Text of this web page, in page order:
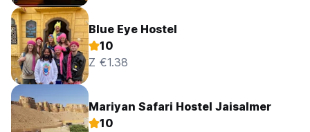
Blue Eye Hostel
10
Z €1.38
Mariyan Safari Hostel Jaisalmer
10